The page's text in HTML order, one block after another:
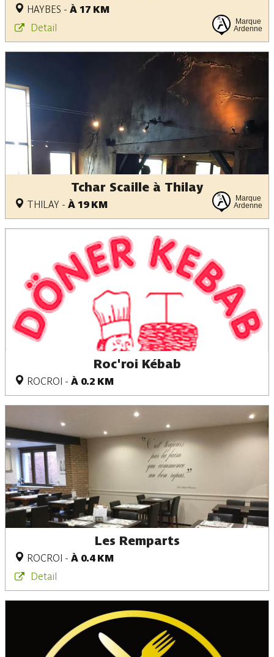
HAYBES - À 17 KM
Detail
Marque
Ardenne
Tchar Scaille à Thilay
THILAY - À 19 KM
Marque
Ardenne
Roc'roi Kébab
ROCROI - À 0.2 KM
Les Remparts
ROCROI - À 0.4 KM
Detail